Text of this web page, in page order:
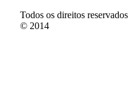
Todos os direitos reservados
© 2014